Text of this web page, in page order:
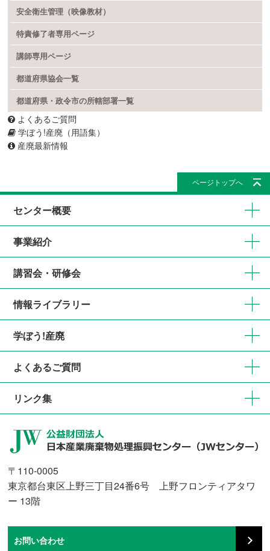
安全衛生管理（映像教材）
特責修了者専用ページ
講師専用ページ
都道府県協会一覧
都道府県・政令市の所轄部署一覧
よくあるご質問
学ぼう!産廃（用語集）
産廃最新情報
ページトップへ
センター概要
事業紹介
講習会・研修会
情報ライブラリー
学ぼう!産廃
よくあるご質問
リンク集
〒110-0005
東京都台東区上野三丁目24番6号 上野フロンティアタワ
ー 13階
お問い合わせ